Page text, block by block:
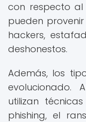
con respecto al
pueden
hackers,
deshonestos.
Además, los
evolucionado.
utilizan
phishing, el